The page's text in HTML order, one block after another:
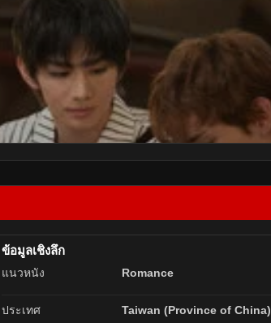
ข้อมูลเชิงลึก
แนวหนัง Romance
ประเทศ Taiwan (Province of China)